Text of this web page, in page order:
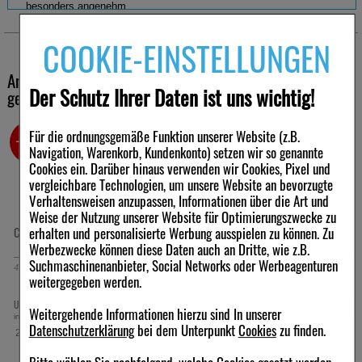
COOKIE-EINSTELLUNGEN
Der Schutz Ihrer Daten ist uns wichtig!
Für die ordnungsgemäße Funktion unserer Website (z.B.
Navigation, Warenkorb, Kundenkonto) setzen wir so genannte
Cookies ein. Darüber hinaus verwenden wir Cookies, Pixel und
vergleichbare Technologien, um unsere Website an bevorzugte
Verhaltensweisen anzupassen, Informationen über die Art und
Weise der Nutzung unserer Website für Optimierungszwecke zu
erhalten und personalisierte Werbung ausspielen zu können. Zu
Werbezwecke können diese Daten auch an Dritte, wie z.B.
Suchmaschinenanbieter, Social Networks oder Werbeagenturen
weitergegeben werden.
Weitergehende Informationen hierzu sind In unserer
Datenschutzerklärungbei dem UnterpunktCookieszu finden.
besonders angenehm.
essenziellen Ceramiden 1, 3 und 6-II, die die Hautschutzbarriere
aufbaut und die Haut wieder zart und samtig macht.
Die aktiven Wirkstoffe wie Ceramide und Hyaluron werden durch
die patentierte Wirkstoff-Freisetzung über den Tag freigesetzt und
CeraVe Feuchtigkeitscreme ist für Kinder und Erwachsene
geeignet. Die Verträglichkeit ist von Dermatologen bestätigt und
mit dem Ecarf-Qualitätssiegel als allergikerfreundlich
ausgezeichnet.
Wunderbar seidige Textur mit Hyaluron
CeraVe Feuchtigkeitscreme enthält Hyaluron. Diese gibt der
trockenen Haut den zusätzlichen Feuchtigkeitsboost während
Ceramide die Hautschutzbarriere auffüllen. Die Haut fühlt sich
nach der Anwendung samtiger und geschmeidiger an. Durch die
patentierte Wirkstoff-Freisetzung, die die Aktivstoffe im Laufe der
dem Auftragen. Die Haut wird langanhaltend und tiefenwirksam
verwöhnt.
Andere Kunden haben ebenfalls folgende Produkte
gekauft
CERAVE schäumendes Reinigungsgel
473 ml Gel
11,45 €
UVP:
inkl. MwSt zzgl.Versand
24,21 €pro 1 l
-32%
CERAVE regenerierende Handcreme
100ml Creme
inkl. MwSt zzgl. Versand
75,30 € pro 1 l
-15,5%